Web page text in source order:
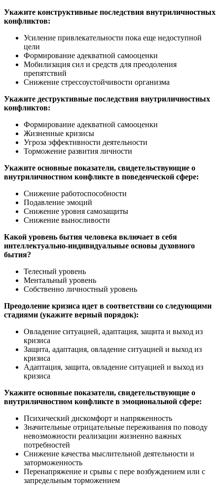
Укажите конструктивные последствия внутриличностных
конфликтов:
Усиление привлекательности пока еще недоступной
цели
Формирование адекватной самооценки
Мобилизация сил и средств для преодоления
препятствий
Снижение стрессоустойчивости организма
Укажите деструктивные последствия внутриличностных
конфликтов:
Формирование адекватной самооценки
Жизненные кризисы
Угроза эффективности деятельности
Торможение развития личности
Укажите основные показатели, свидетельствующие о
внутриличностном конфликте в поведенческой сфере:
Снижение работоспособности
Подавление эмоций
Снижение уровня самозащиты
Снижение выносливости
Какой уровень бытия человека включает в себя
интеллектуально-индивидуальные основы духовного
бытия?
Телесный уровень
Ментальный уровень
Собственно личностный уровень
Преодоление кризиса идет в соответствии со следующими
стадиями (укажите верный порядок):
Овладение ситуацией, адаптация, защита и выход из
кризиса
Защита, адаптация, овладение ситуацией и выход из
кризиса
Адаптация, защита, овладение ситуацией и выход из
кризиса
Укажите основные показатели, свидетельствующие о
внутриличностном конфликте в эмоциональной сфере:
Психический дискомфорт и напряженность
Значительные отрицательные переживания по поводу
невозможности реализации жизненно важных
потребностей
Снижение качества мыслительной деятельности и
заторможенность
Перенапряжение и срывы с пере возбуждением или с
запредельным торможением